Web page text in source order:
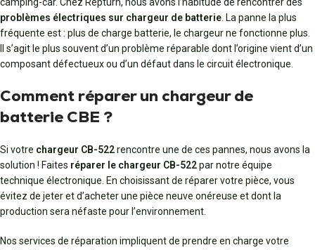
problèmes électriques sur chargeur de batterie . La panne la plus
fréquente est : plus de charge batterie, le chargeur ne fonctionne plus.
Il s’agit le plus souvent d’un problème réparable dont l’origine vient d’un
composant défectueux ou d’un défaut dans le circuit électronique.
Comment réparer un chargeur de
batterie CBE ?
Si votre chargeur CB-522rencontre une de ces pannes, nous avons la
solution ! Faites réparer le chargeur CB-522par notre équipe
technique électronique. En choisissant de réparer votre pièce, vous
évitez de jeter et d’acheter une pièce neuve onéreuse et dont la
production sera néfaste pour l’environnement.
Nos services de réparation impliquent de prendre en charge votre